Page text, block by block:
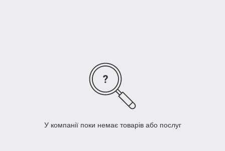
У компанії поки немає товарів або послуг